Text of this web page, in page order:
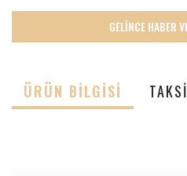
GELİNCE HABER
ÜRÜN BILGISI